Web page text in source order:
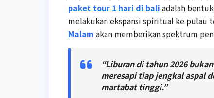
paket tour 1 hari di bali adalah
melakukan ekspansi spiritual ke pulau
Malam akan memberikan spektrum
“Liburan di tahun 2026
meresapi tiap jengkal aspal
martabat tinggi.”